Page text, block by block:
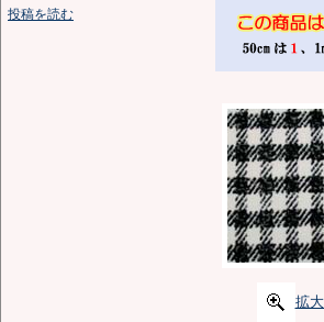
投稿を読む
拡